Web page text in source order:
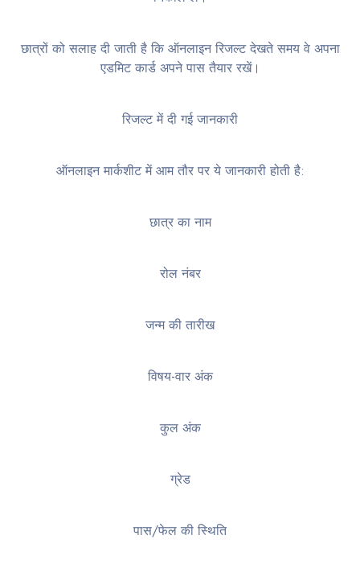
छात्रों को सलाह दी जाती है कि ऑनलाइन रिजल्ट देखते समय वे अपना
एडमिट कार्ड अपने पास तैयार रखें।
रिजल्ट में दी गई जानकारी
ऑनलाइन मार्कशीट में आम तौर पर ये जानकारी होती है:
छात्र का नाम
रोल नंबर
जन्म की तारीख
विषय-वार अंक
कुल अंक
ग्रेड
पास/फेल की स्थिति